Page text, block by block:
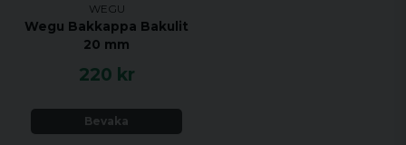
WEGU
Wegu Bakkappa Bakulit
20 mm
220 kr
Bevaka